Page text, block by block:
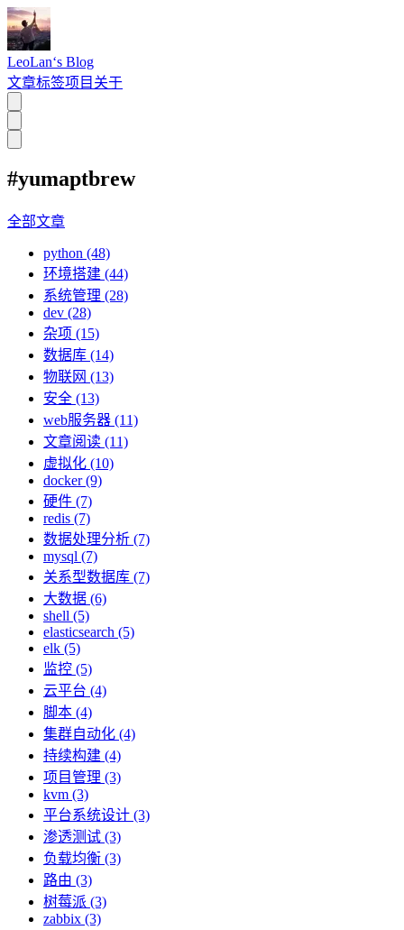
LeoLan‘s Blog
文章标签项目 关于
#yumaptbrew
全部文章
python (48)
环境搭建 (44)
系统管理 (28)
dev (28)
杂项 (15)
数据库 (14)
物联网 (13)
安全 (13)
web服务器 (11)
文章阅读 (11)
虚拟化 (10)
docker (9)
硬件 (7)
redis (7)
数据处理分析 (7)
mysql (7)
关系型数据库 (7)
大数据 (6)
shell (5)
elasticsearch (5)
elk (5)
监控 (5)
云平台 (4)
脚本 (4)
集群自动化 (4)
持续构建 (4)
项目管理 (3)
kvm (3)
平台系统设计 (3)
渗透测试 (3)
负载均衡 (3)
路由 (3)
树莓派 (3)
zabbix (3)